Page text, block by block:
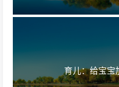
育儿：给宝宝